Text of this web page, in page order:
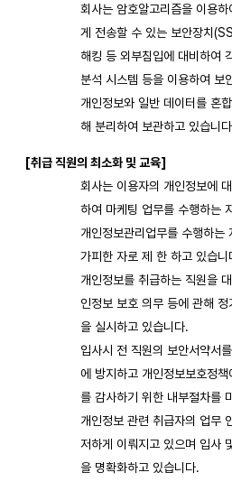
회사는 암호알고리즘을 이용
게 전송할 수 있는 보안장치
해킹 등 외부침입에 대비하여
분석 시스템 등을 이용하여 보
개인정보와 일반 데이터를 혼
해 분리하여 보관하고 있습니
[취급 직원의 최소화 및 교육]
회사는 이용자의 개인정보에
하여 마케팅 업무를 수행하는
개인정보관리업무를 수행하
가피한 자로 제 한 하고 있습니
개인정보를 취급하는 직원을
인정보 보호 의무 등에 관해
을 실시하고 있습니다.
입사시 전 직원의 보안서약서
에 방지하고 개인정보보호정
를 감사하기 위한 내부절차를
개인정보 관련 취급자의 업무
저하게 이뤄지고 있으며 입사
을 명확화하고 있습니다.